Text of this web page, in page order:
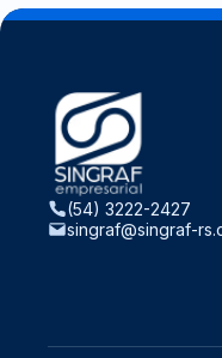
(54) 3222-2427
singraf@singraf-